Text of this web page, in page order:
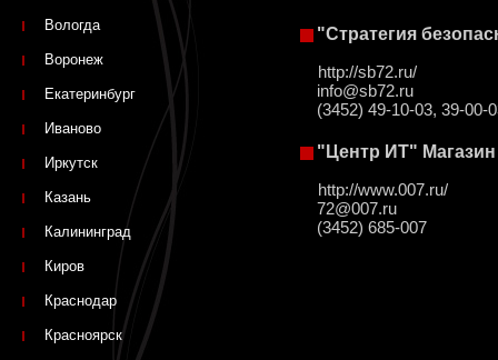
"Стратегия
http://sb72.ru/
info@sb72.ru
(3452) 49-10-03, 39-00-
"Центр ИТ"
http://www.007.ru/
72@007.ru
(3452) 685-007
Вологда
Воронеж
Екатеринбург
Иваново
Иркутск
Казань
Калининград
Киров
Краснодар
Красноярск